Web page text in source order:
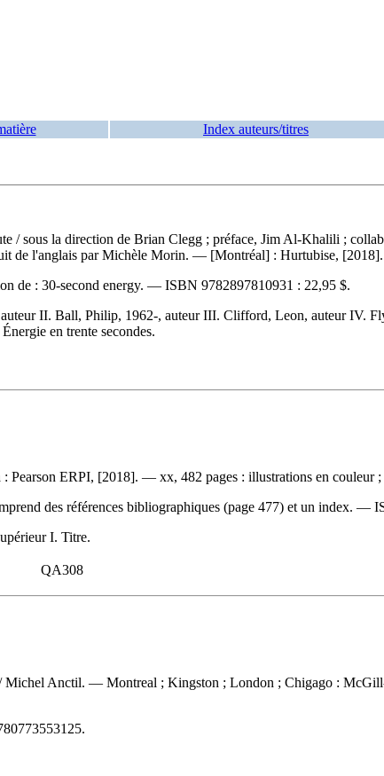
Index auteurs/titres
/ sous la direction de Brian Clegg ; préface, Jim Al-Khalili ;
de l'anglais par Michèle Morin. — [Montréal] : Hurtubise,
de : 30-second energy. — ISBN 9782897810931 : 22,95 $.
II. Ball, Philip, 1962-, auteur III. Clifford, Leon, auteur IV.
en trente secondes.
ERPI, [2018]. — xx, 482 pages : illustrations en couleur ;
des références bibliographiques (page 477) et un index. —
I. Titre.
QA308
Michel Anctil. — Montreal ; Kingston ; London ; Chigago :
.